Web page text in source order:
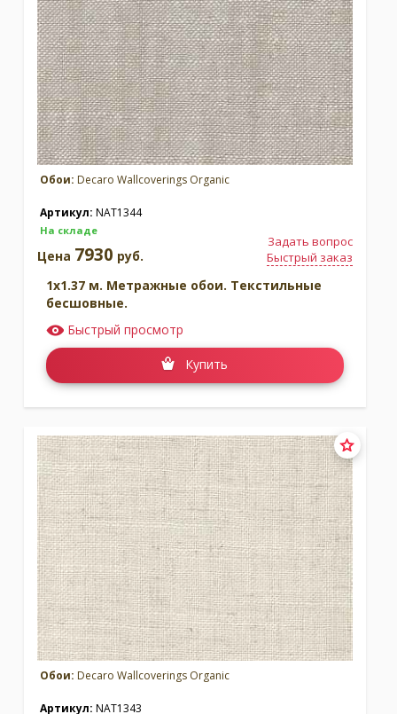
Обои: Decaro Wallcoverings Organic
Артикул: NAT1344
На складе
Задать вопрос
Быстрый заказ
Цена 7930 руб.
1x1.37 м. Метражные обои. Текстильные
бесшовные.
Быстрый просмотр
Купить
Обои: Decaro Wallcoverings Organic
Артикул: NAT1343